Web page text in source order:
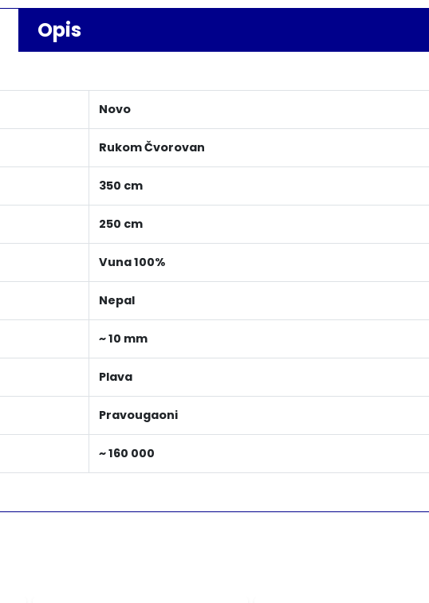
Opis
Novo
Rukom Čvorovan
350 cm
250 cm
Vuna 100%
Nepal
~ 10 mm
Plava
Pravougaoni
~ 160 000